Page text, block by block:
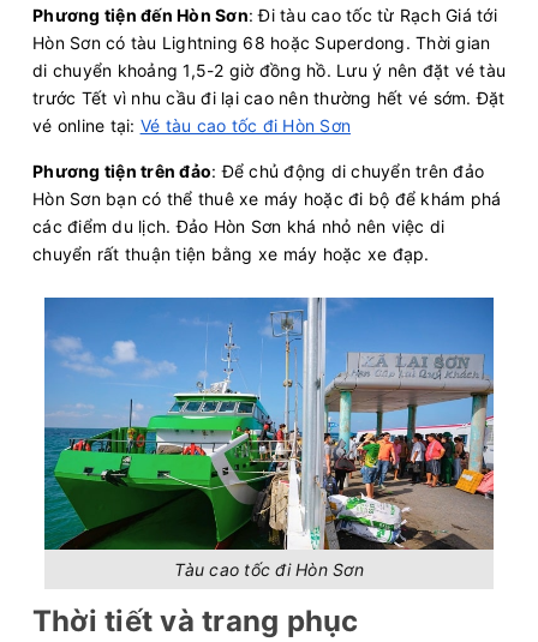
Phương tiện đến Hòn Sơn: Đi tàu cao tốc từ Rạch Giá tới
Hòn Sơn có tàu Lightning 68 hoặc Superdong. Thời gian
di chuyển khoảng 1,5-2 giờ đồng hồ. Lưu ý nên đặt vé tàu
trước Tết vì nhu cầu đi lại cao nên thường hết vé sớm. Đặt
vé online tại: Vé tàu cao tốc đi Hòn Sơn
Phương tiện trên đảo: Để chủ động di chuyển trên đảo
Hòn Sơn bạn có thể thuê xe máy hoặc đi bộ để khám phá
các điểm du lịch. Đảo Hòn Sơn khá nhỏ nên việc di
chuyển rất thuận tiện bằng xe máy hoặc xe đạp.
Tàu cao tốc đi Hòn Sơn
Thời tiết và trang phục